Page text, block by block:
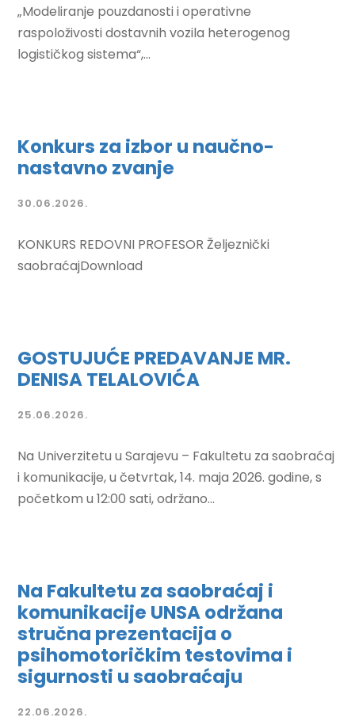
„Modeliranje pouzdanosti i operativne
raspoloživosti dostavnih vozila heterogenog
logističkog sistema“,...
Konkurs za izbor u naučno-
nastavno zvanje
30.06.2026.
KONKURS REDOVNI PROFESOR Željeznički
saobraćajDownload
GOSTUJUĆE PREDAVANJE MR.
DENISA TELALOVIĆA
25.06.2026.
Na Univerzitetu u Sarajevu – Fakultetu za saobraćaj
i komunikacije, u četvrtak, 14. maja 2026. godine, s
početkom u 12:00 sati, održano...
Na Fakultetu za saobraćaj i
komunikacije UNSA održana
stručna prezentacija o
psihomotoričkim testovima i
sigurnosti u saobraćaju
22.06.2026.